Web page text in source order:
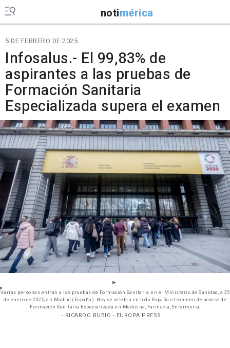
notimérica
5 DE FEBRERO DE 2025
Infosalus.- El 99,83% de
aspirantes a las pruebas de
Formación Sanitaria
Especializada supera el examen
Varias personas entran a las pruebas de Formación Sanitaria, en el Ministerio de Sanidad, a 25
de enero de 2025, en Madrid (España). Hoy se celebra en toda España el examen de acceso de
Formación Sanitaria Especializada en Medicina, Farmacia, Enfermería,
- RICARDO RUBIO - EUROPA PRESS